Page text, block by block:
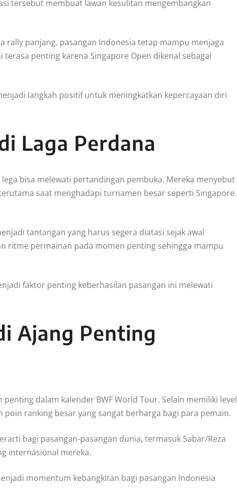
tersebut membuat lawan kesulitan mengembangkan
rally panjang, pasangan Indonesia tetap mampu menjaga
penting karena Singapore Open dikenal sebagai
langkah positif untuk meningkatkan kepercayaan diri
Laga Perdana
bisa melewati pertandingan pembuka. Mereka menyebut
saat menghadapi turnamen besar seperti Singapore
tantangan yang harus segera diatasi sejak awal
ritme permainan pada momen penting sehingga mampu
faktor penting keberhasilan pasangan ini melewati
Ajang Penting
dalam kalender BWF World Tour. Selain memiliki level
ranking besar yang sangat berharga bagi para pemain.
bagi pasangan-pasangan dunia, termasuk Sabar/Reza
internasional mereka.
momentum kebangkitan bagi pasangan Indonesia